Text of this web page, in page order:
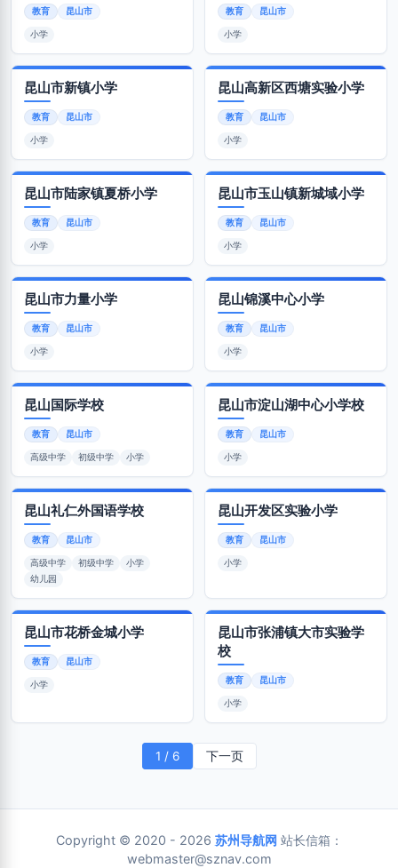
教育 昆山市
小学
教育 昆山市
小学
昆山市新镇小学
教育 昆山市
小学
昆山高新区西塘实验小学
教育 昆山市
小学
昆山市陆家镇夏桥小学
教育 昆山市
小学
昆山市玉山镇新城域小学
教育 昆山市
小学
昆山市力量小学
教育 昆山市
小学
昆山锦溪中心小学
教育 昆山市
小学
昆山国际学校
教育 昆山市
高级中学 初级中学 小学
昆山市淀山湖中心小学校
教育 昆山市
小学
昆山礼仁外国语学校
教育 昆山市
高级中学 初级中学
小学
幼儿园
昆山开发区实验小学
教育 昆山市
小学
昆山市花桥金城小学
教育 昆山市
小学
昆山市张浦镇大市实验学
校
教育 昆山市
小学
1 / 6 下一页
Copyright © 2020 - 2026 苏州导航网 站长信箱：
webmaster@sznav.com